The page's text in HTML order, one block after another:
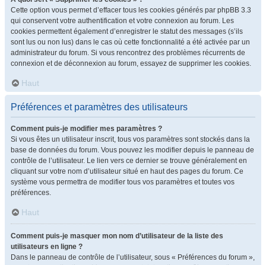
Cette option vous permet d’effacer tous les cookies générés par phpBB 3.3
qui conservent votre authentification et votre connexion au forum. Les
cookies permettent également d’enregistrer le statut des messages (s’ils
sont lus ou non lus) dans le cas où cette fonctionnalité a été activée par un
administrateur du forum. Si vous rencontrez des problèmes récurrents de
connexion et de déconnexion au forum, essayez de supprimer les cookies.
Haut
Préférences et paramètres des utilisateurs
Comment puis-je modifier mes paramètres ?
Si vous êtes un utilisateur inscrit, tous vos paramètres sont stockés dans la
base de données du forum. Vous pouvez les modifier depuis le panneau de
contrôle de l’utilisateur. Le lien vers ce dernier se trouve généralement en
cliquant sur votre nom d’utilisateur situé en haut des pages du forum. Ce
système vous permettra de modifier tous vos paramètres et toutes vos
préférences.
Haut
Comment puis-je masquer mon nom d’utilisateur de la liste des
utilisateurs en ligne ?
Dans le panneau de contrôle de l’utilisateur, sous « Préférences du forum »,